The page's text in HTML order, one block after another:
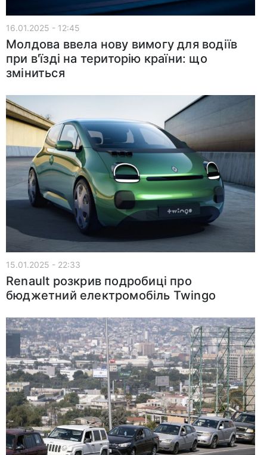
16.01.2025 - 12:45
Молдова ввела нову вимогу для водіїв
при в'їзді на територію країни: що
зміниться
15.01.2025 - 22:33
Renault розкрив подробиці про
бюджетний електромобіль Twingo